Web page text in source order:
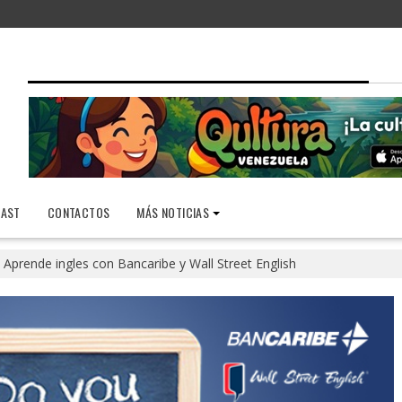
CONTACTOS MÁS NOTICIAS
Aprende ingles con Bancaribe y Wall Street English